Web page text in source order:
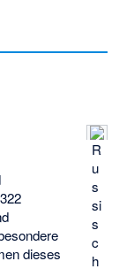
R
u
s
si
s
c
h
dieses